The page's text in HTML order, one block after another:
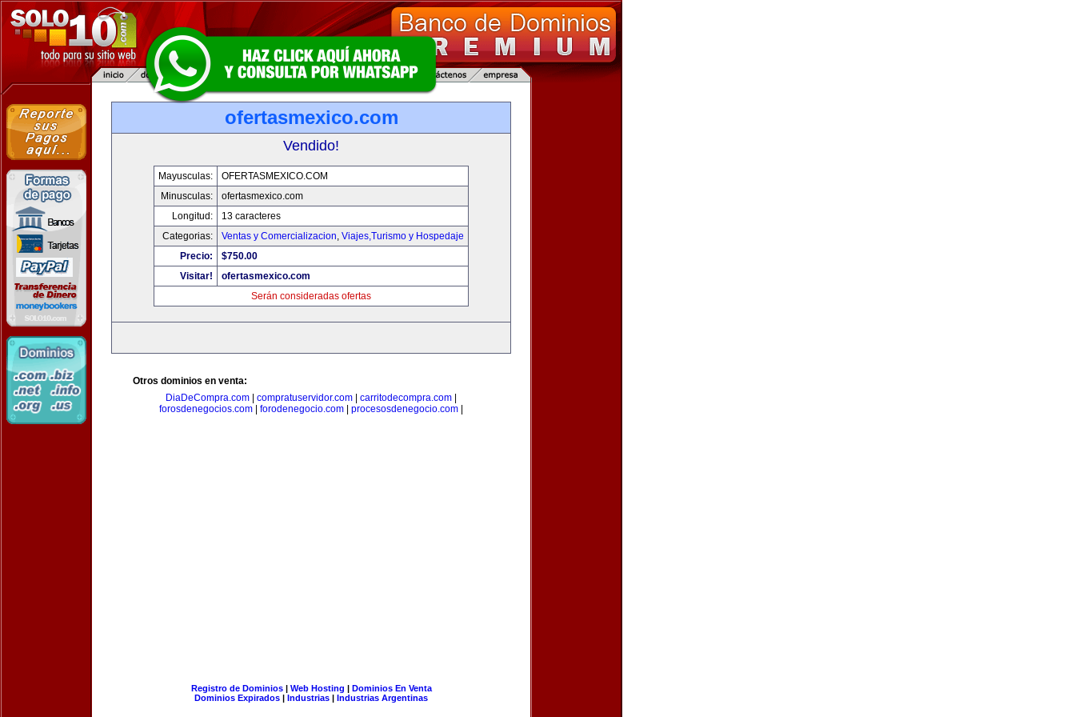
ofertasmexico.com
Vendido!
Mayusculas:
OFERTASMEXICO.COM
Minusculas:
ofertasmexico.com
Longitud:
13 caracteres
Categorias:
Ventas y Comercializacion, Viajes,Turismo y Hospedaje
Precio:
$750.00
Visitar!
ofertasmexico.com
Serán consideradas ofertas
Otros dominios en venta:
DiaDeCompra.com
compratuservidor.com carritodecompra.com
forosdenegocios.com
forodenegocio.com procesosdenegocio.com
Registro de Dominios| Web Hosting | Dominios En Venta
Dominios Expirados | Industrias | Industrias Argentinas